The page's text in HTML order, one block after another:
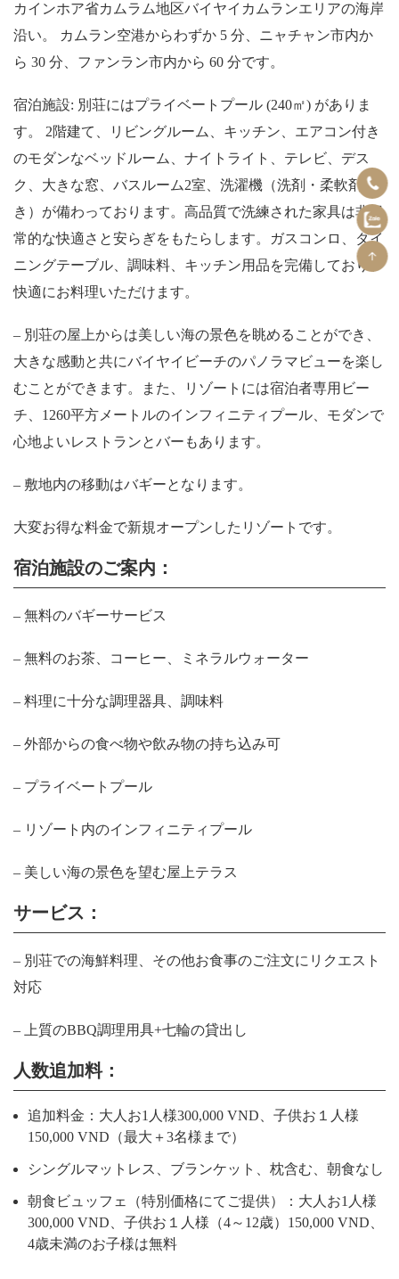
カインホア省カムラム地区バイヤイカムランエリアの海岸
沿い。 カムラン空港からわずか 5 分、ニャチャン市内か
ら 30 分、ファンラン市内から 60 分です。
宿泊施設: 別荘にはプライベートプール (240㎡) がありま
す。 2階建て、リビングルーム、キッチン、エアコン付き
のモダンなベッドルーム、ナイトライト、テレビ、デス
ク、大きな窓、バスルーム2室、洗濯機（洗剤・柔軟剤付
き）が備わっております。高品質で洗練された家具は非日
常的な快適さと安らぎをもたらします。ガスコンロ、ダイ
ニングテーブル、調味料、キッチン用品を完備しており、
快適にお料理いただけます。
– 別荘の屋上からは美しい海の景色を眺めることができ、
大きな感動と共にバイヤイビーチのパノラマビューを楽し
むことができます。また、リゾートには宿泊者専用ビー
チ、1260平方メートルのインフィニティプール、モダンで
心地よいレストランとバーもあります。
– 敷地内の移動はバギーとなります。
大変お得な料金で新規オープンしたリゾートです。
宿泊施設のご案内：
– 無料のバギーサービス
– 無料のお茶、コーヒー、ミネラルウォーター
– 料理に十分な調理器具、調味料
– 外部からの食べ物や飲み物の持ち込み可
– プライベートプール
– リゾート内のインフィニティプール
– 美しい海の景色を望む屋上テラス
サービス：
– 別荘での海鮮料理、その他お食事のご注文にリクエスト
対応
– 上質のBBQ調理用具+七輪の貸出し
人数追加料：
追加料金：大人お1人様300,000 VND、子供お１人様
150,000 VND（最大＋3名様まで）
シングルマットレス、ブランケット、枕含む、朝食なし
朝食ビュッフェ（特別価格にてご提供）：大人お1人様
300,000 VND、子供お１人様（4～12歳）150,000 VND、
4歳未満のお子様は無料